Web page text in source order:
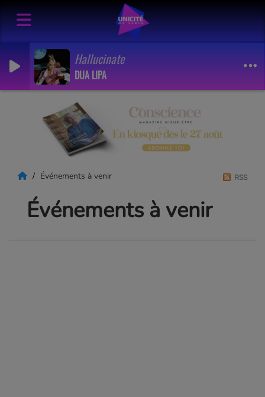
Hallucinate
DUA LIPA
Événements à venir
Événements à venir
RSS